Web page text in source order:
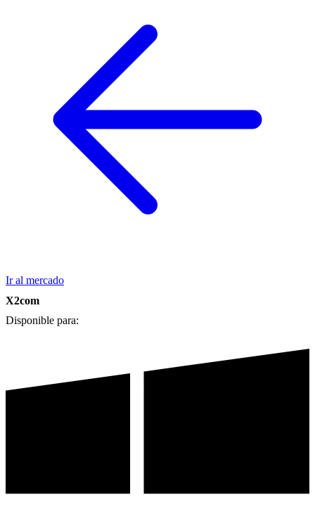
Ir al mercado
X2com
Disponible para: